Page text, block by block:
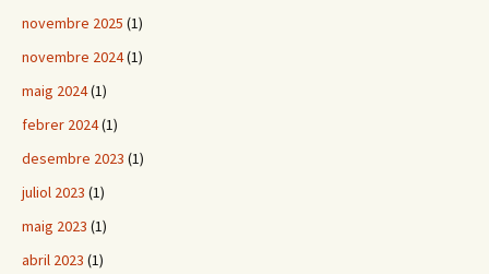
novembre 2025 (1)
novembre 2024(1)
maig 2024(1)
febrer 2024(1)
desembre 2023 (1)
juliol 2023 (1)
maig 2023 (1)
abril 2023 (1)